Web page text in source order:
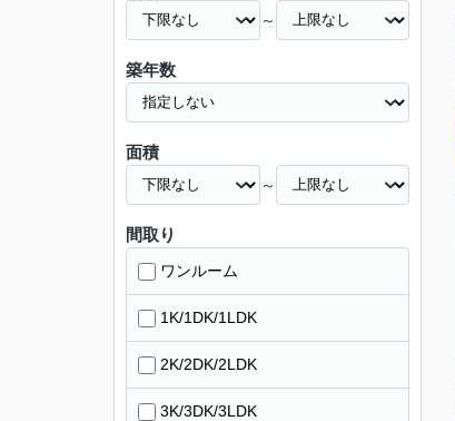
～
築年数
面積
～
間取り
ワンルーム
1K/1DK/1LDK
2K/2DK/2LDK
3K/3DK/3LDK